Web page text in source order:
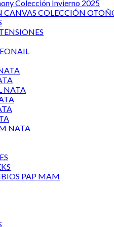
Colección Invierno 2025
CANVAS COLECCIÓN
NATA
NATA
PAP MAM